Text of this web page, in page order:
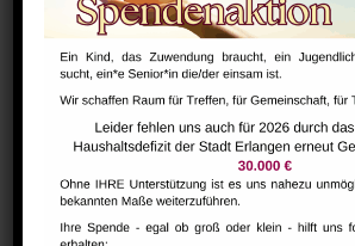
Hausaufgabenbetreuung (nicht
August 10 @ 13:30 - 15:00